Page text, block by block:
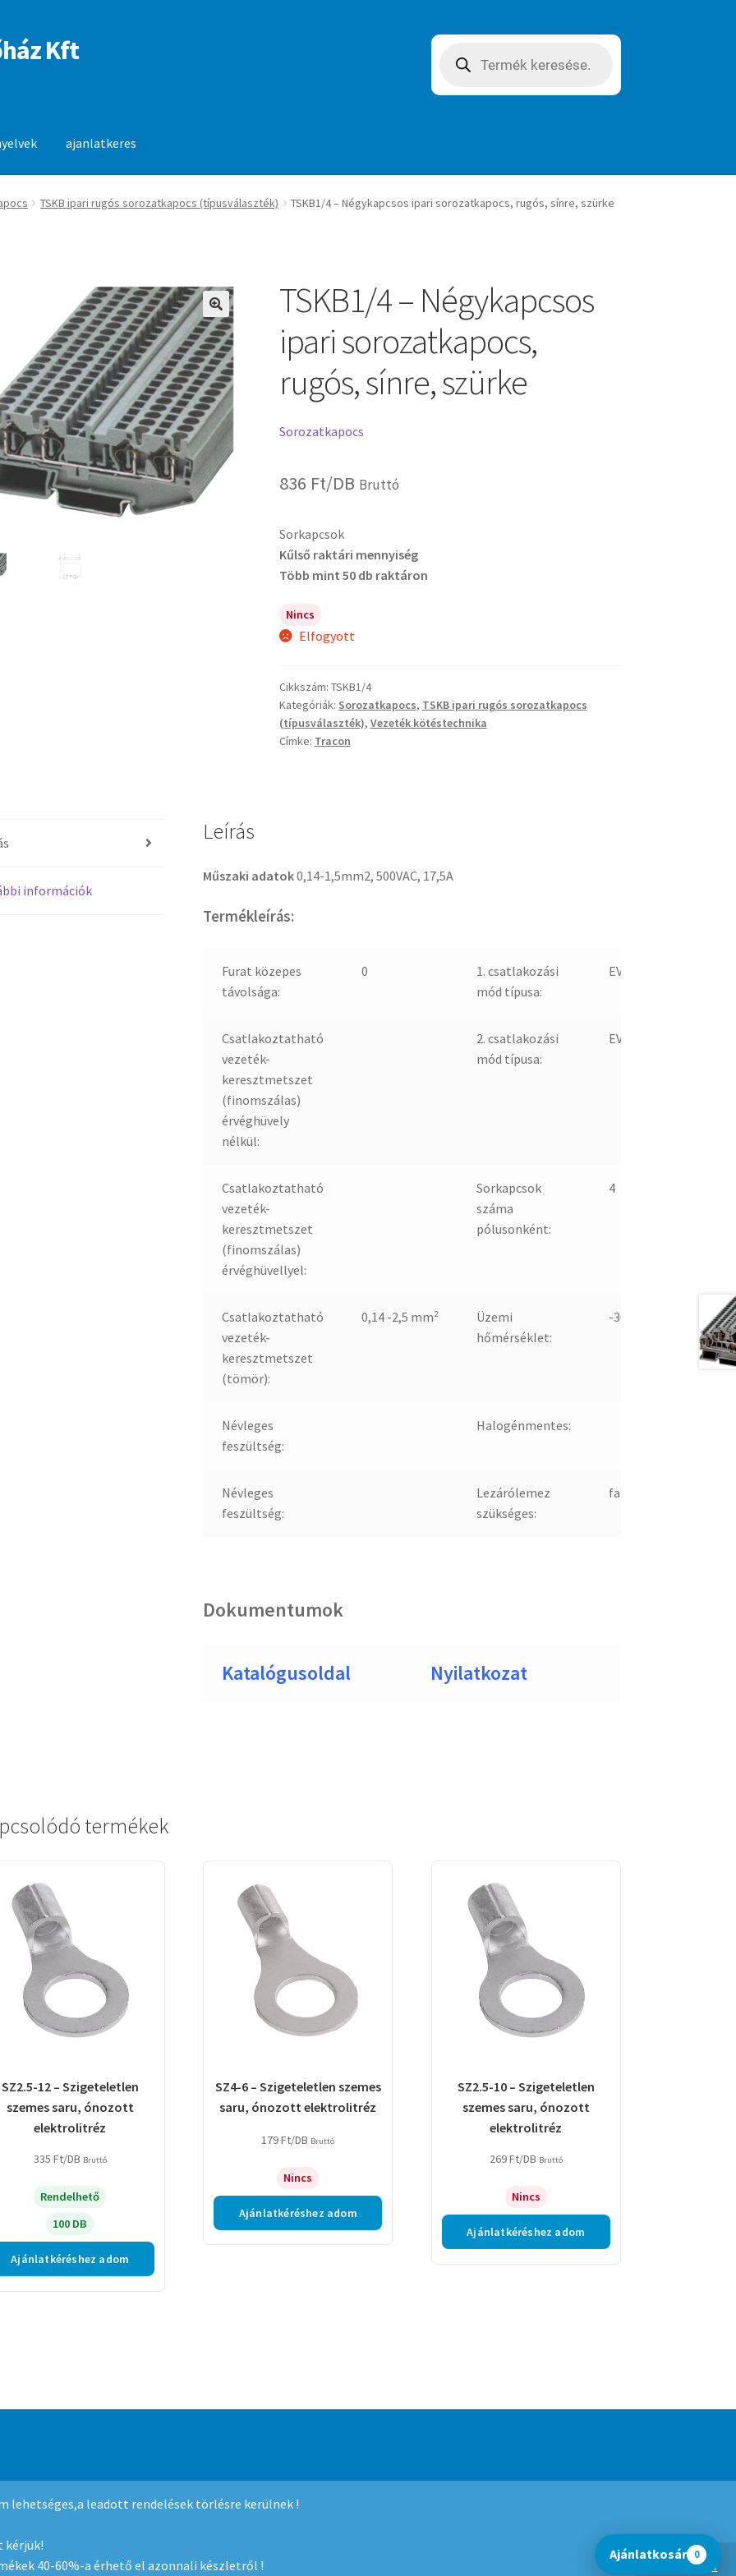
lehetséges,a leadott rendelések törlésre kerülnek !
kérjük!
40-60%-a érhető el azonnali készletről !
Bezárás
Kft search
ajanlatkeres
TSKB ipari rugós sorozatkapocs (típusválaszték) TSKB1/4 – Négykapcsos ipari sorozatkapocs, rugós, sínre, szürke
🔍
TSKB1/4 – Négykapcsos
ipari sorozatkapocs,
rugós, sínre, szürke
Sorozatkapocs
836 Ft/DB Bruttó
Sorkapcsok
Kűlső raktári mennyiség
Több mint 50 db raktáron
Nincs
Elfogyott
Cikkszám: TSKB1/4
Kategóriák: Sorozatkapocs, TSKB ipari rugós sorozatkapocs
(típusválaszték), Vezeték kötéstechnika
Címke: Tracon
információk
Leírás
Műszaki adatok0,14-1,5mm2, 500VAC, 17,5A
Termékleírás:
Furat közepes
távolsága:
0
1. csatlakozási
mód típusa:
EV005752
Csatlakoztatható
vezeték-
keresztmetszet
(finomszálas)
érvéghüvely
nélkül:
2. csatlakozási
mód típusa:
EV005752
Csatlakoztatható
vezeték-
keresztmetszet
(finomszálas)
érvéghüvellyel:
Sorkapcsok
száma
pólusonként:
4
Csatlakoztatható
vezeték-
keresztmetszet
(tömör):
0,14 -2,5 mm²
Üzemi
hőmérséklet:
-30 -90
Névleges
feszültség:
Halogénmentes:
Névleges
feszültség:
Lezárólemez
szükséges:
false
Dokumentumok
Katalógusoldal Nyilatkozat
termékek
SZ2.5-12 – Szigeteletlen
szemes saru, ónozott
elektrolitréz
335 Ft/DB Bruttó
Rendelhető
100 DB
Ajánlatkéréshez adom
SZ4-6 – Szigeteletlen szemes
saru, ónozott elektrolitréz
179Ft/DB Bruttó
Nincs
Ajánlatkéréshez adom
SZ2.5-10 – Szigeteletlen
szemes saru, ónozott
elektrolitréz
269Ft/DB Bruttó
Nincs
Ajánlatkéréshez adom
Ajánlatkosár 0